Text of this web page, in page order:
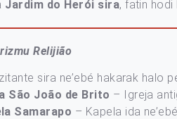
Jardim do Herói sira, fatin hodi
Relijião
sira ne’ebé hakarak halo
São João de Brito – Igreja
Samarapo – Kapela ida